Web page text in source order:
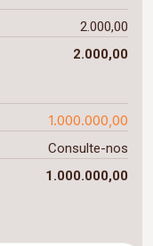
2.000,00
2.000,00
1.000.000,00
Consulte-nos
1.000.000,00